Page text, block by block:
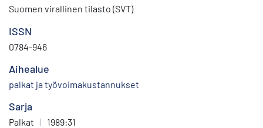
Suomen virallinen tilasto (SVT)
ISSN
0784-946
Aihealue
palkat ja työvoimakustannukset
Sarja
Palkat | 1989:31